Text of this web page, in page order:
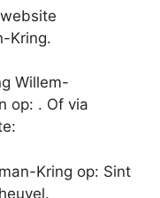
Kring.
Willem-
op: . Of via
Kring op: Sint